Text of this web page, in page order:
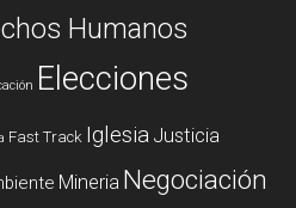
Humanos
Elecciones
Fast Track Iglesia Justicia
Mineria Negociación